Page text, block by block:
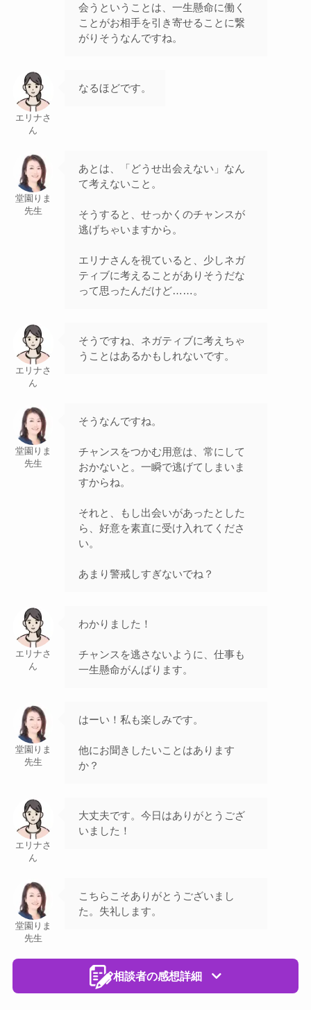
会うということは、一生懸命に働く
ことがお相手を引き寄せることに繋
がりそうなんですね。
エリナさ
ん
なるほどです。
堂園りま
先生
あとは、「どうせ出会えない」なん
て考えないこと。
そうすると、せっかくのチャンスが
逃げちゃいますから。
エリナさんを視ていると、少しネガ
ティブに考えることがありそうだな
って思ったんだけど……。
エリナさ
ん
そうですね、ネガティブに考えちゃ
うことはあるかもしれないです。
堂園りま
先生
そうなんですね。
チャンスをつかむ用意は、常にして
おかないと。一瞬で逃げてしまいま
すからね。
それと、もし出会いがあったとした
ら、好意を素直に受け入れてくださ
い。
あまり警戒しすぎないでね？
エリナさ
ん
わかりました！
チャンスを逃さないように、仕事も
一生懸命がんばります。
堂園りま
先生
はーい！私も楽しみです。
他にお聞きしたいことはあります
か？
エリナさ
ん
大丈夫です。今日はありがとうござ
いました！
堂園りま
先生
こちらこそありがとうございまし
た。失礼します。
相談者の感想詳細